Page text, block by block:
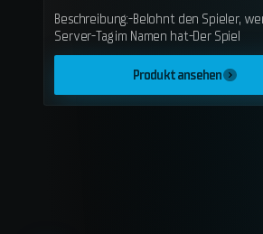
Beschreibung:-Belohnt den Spieler,
Server-Tag im Namen hat-Der Spiel
Produkt ansehen